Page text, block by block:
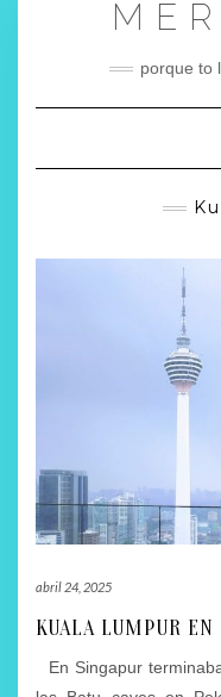
porque to
abril 24, 2025
KUALA LUMPUR
En Singapur